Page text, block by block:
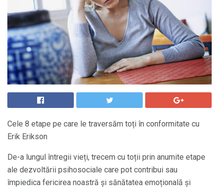
Cele 8 etape pe care le traversăm toți în conformitate cu
Erik Erikson
De-a lungul întregii vieți, trecem cu toții prin anumite etape
ale dezvoltării psihosociale care pot contribui sau
împiedica fericirea noastră și sănătatea emoțională și